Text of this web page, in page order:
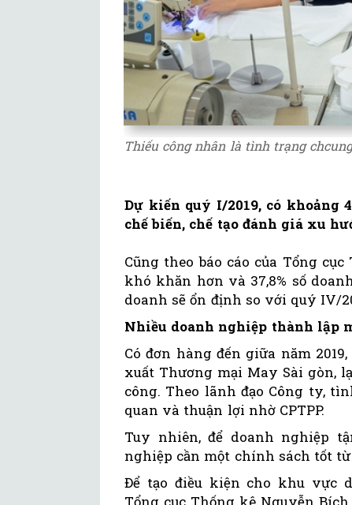
Thiếu công nhân là tình trạng
Dự kiến quý I/2019, có khoảng
chế biến, chế tạo đánh giá xu
Cũng theo báo cáo của Tổng
khó khăn hơn và 37,8% số
doanh sẽ ổn định so với quý IV/
Nhiều doanh nghiệp thành lập
Có đơn hàng đến giữa năm
xuất Thương mại May Sài gòn,
công. Theo lãnh đạo Công ty,
quan và thuận lợi nhờ CPTPP.
Tuy nhiên, để doanh nghiệp
nghiệp cần một chính sách tốt
Để tạo điều kiện cho khu vực